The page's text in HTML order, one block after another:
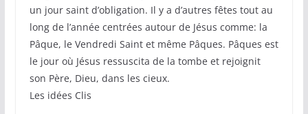
un jour saint d’obligation. Il y a d’autres fêtes tout au
long de l’année centrées autour de Jésus comme: la
Pâque, le Vendredi Saint et même Pâques. Pâques est
le jour où Jésus ressuscita de la tombe et rejoignit
son Père, Dieu, dans les cieux.
Les idées Clis